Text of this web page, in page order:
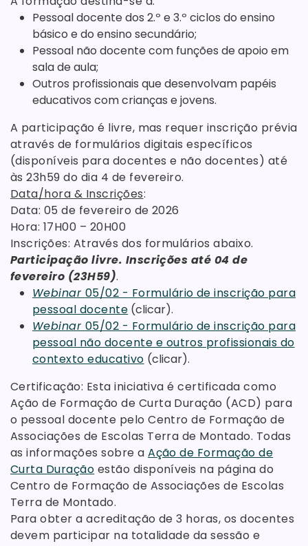
Pessoal docente dos 2.º e 3.º ciclos do ensino
básico e do ensino secundário;
Pessoal não docente com funções de apoio em
sala de aula;
Outros profissionais que desenvolvam papéis
educativos com crianças e jovens.
A participação é livre, mas requer inscrição prévia
através de formulários digitais específicos
(disponíveis para docentes e não docentes) até
às 23h59 do dia 4 de fevereiro.
Data/hora & Inscrições:
Data: 05 de fevereiro de 2026
Hora: 17H00 – 20H00
Inscrições: Através dos formulários abaixo.
Participação livre. Inscrições até 04 de
fevereiro (23H59).
Webinar 05/02 - Formulário de inscrição para
pessoal docente (clicar).
Webinar 05/02 - Formulário de inscrição para
pessoal não docente e outros profissionais do
contexto educativo (clicar).
Certificação: Esta iniciativa é certificada como
Ação de Formação de Curta Duração (ACD) para
o pessoal docente pelo Centro de Formação de
Associações de Escolas Terra de Montado. Todas
as informações sobre aAção de Formação de
Curta Duração estão disponíveis na página do
Centro de Formação de Associações de Escolas
Terra de Montado.
Para obter a acreditação de 3 horas, os docentes
devem participar na totalidade da sessão e